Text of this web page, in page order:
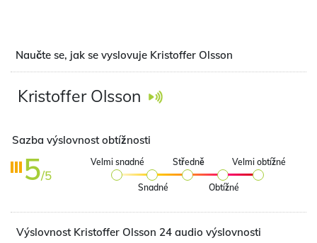
Naučte se, jak se vyslovuje Kristoffer Olsson
Kristoffer Olsson
Sazba výslovnost obtížnosti
5/5
Velmi snadné
Snadné
Středně
Obtížné
Velmi obtížné
Výslovnost Kristoffer Olsson 24 audio výslovnosti